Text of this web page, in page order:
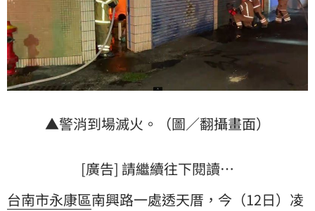
▲警消到場滅火。（圖／翻攝畫面）
[廣告] 請繼續往下閱讀…
台南市永康區南興路一處透天厝，今（12日）凌